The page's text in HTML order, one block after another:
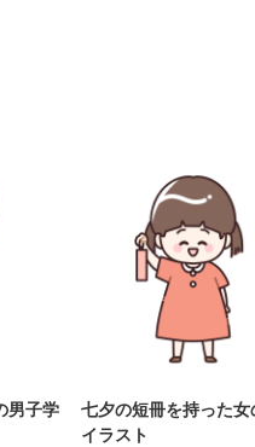
男子学
七夕の短冊を持った
イラスト